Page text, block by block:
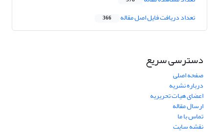
تعداد دریافت فایل اصل مقاله 366
دسترسی سریع
صفحه اصلی
درباره نشریه
اعضای هیات تحریریه
ارسال مقاله
تماس با ما
نقشه سایت